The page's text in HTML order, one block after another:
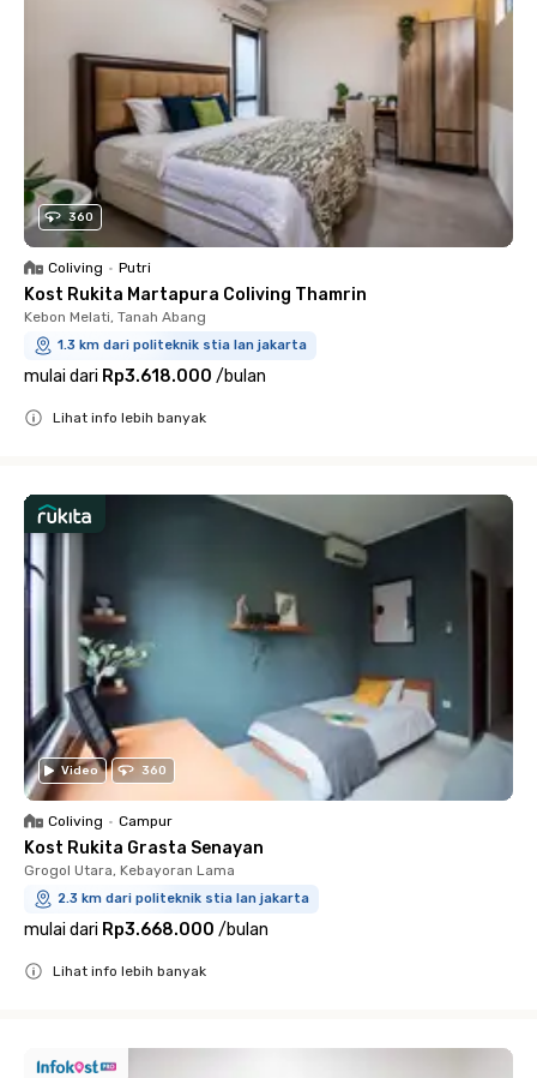
360
Coliving • Putri
Kost Rukita Martapura Coliving Thamrin
Kebon Melati, Tanah Abang
1.3 km dari politeknik stia lan jakarta
mulai dari Rp3.618.000 /bulan
Lihat info lebih banyak
Video 360
Coliving • Campur
Kost Rukita Grasta Senayan
Grogol Utara, Kebayoran Lama
2.3 km dari politeknik stia lan jakarta
mulai dari Rp3.668.000 /bulan
Lihat info lebih banyak